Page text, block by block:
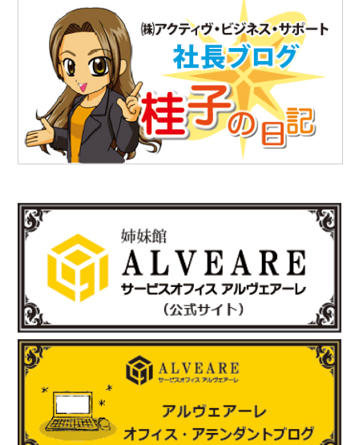
独立行政法人水資源機構利根川下流総合管理所から優良業務表彰
と優秀技術者表彰を授与されました。
https://www.teikoku-eng.co.jp/notice/10567/
2025.7.18
「株式会社テイコク」様のお知らせ
愛知県内の中学生向けお仕事ブックに株式会社テイコク様が掲載
されました。
https://www.teikoku-eng.co.jp/notice/10462/
2025.6.27
「株式会社NDTアドヴァンス」様のお知らせ
https://www.ind-blacklight.jp/topics/2503/
2025.6.17
「有限会社E-スタヂオ」様のお知らせ
令和7年度 第22期“さいたま”あんとれすくーる の開催が決定しま
詳しくはさいたま市のホームページをご覧ください。
https://www.city.saitama.lg.jp/001/005/008/p036060.html
http://www.e-sta.biz/
2025.6.17
「株式会社テイコク」様のお知らせ
岐阜県内の中学生向けお仕事ブックに株式会社テイコク様が掲載
されました。
https://www.teikoku-eng.co.jp/notice/9424/
2025.5.8
「有限会社ホッピングワールド」様のお知らせ